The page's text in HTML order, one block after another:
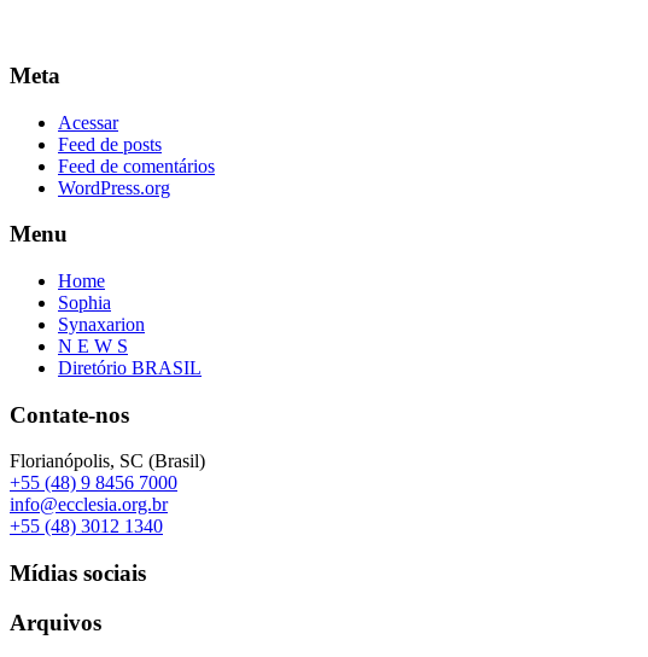
Meta
Acessar
Feed de posts
Feed de comentários
WordPress.org
Menu
Home
Sophia
Synaxarion
N E W S
Diretório BRASIL
Contate-nos
Florianópolis, SC (Brasil)
+55 (48) 9 8456 7000
info@ecclesia.org.br
+55 (48) 3012 1340
Mídias sociais
Arquivos